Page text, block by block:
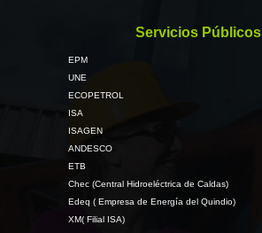
Servicios Públicos
EPM
UNE
ECOPETROL
ISA
ISAGEN
ANDESCO
ETB
Chec (Central Hidroeléctrica de Caldas)
Edeq ( Empresa de Energía del Quindio)
XM( Filial ISA)